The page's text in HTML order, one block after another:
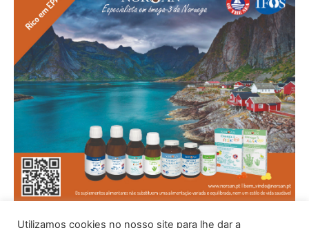
Utilizamos cookies no nosso site para lhe dar a